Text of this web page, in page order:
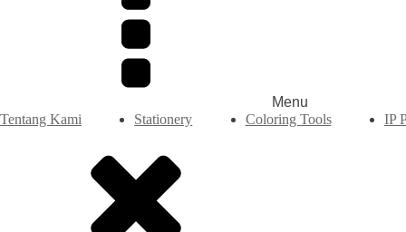
Menu
Tentang Kami
Stationery Coloring Tools IP